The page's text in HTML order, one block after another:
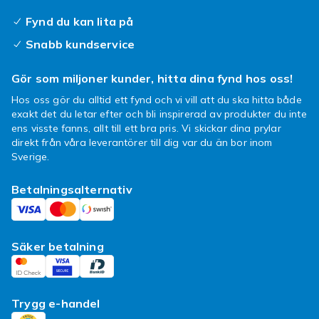
dem bekväma att bära under hela dagen. En
propp på baksidan, gör att örhänget sitter
se vilket material som används.
För vardag och fest
Små örhängen är framför allt vardagshjältar
eftersom de är enkla, bekväma och passar till
prydlig och diskret detalj utan att ta över.
Även till fest fungerar små örhängen fint,
stenar eller kombinerar flera små örhängen i
olika hål. De är dessutom ett bra första par för
den som nyligen tagit hål och vill ha något
litet och enkelt att börja med.
Fynd du kan lita på
Snabb kundservice
Gör som miljoner kunder, hitta dina fynd hos oss!
Hos oss gör du alltid ett fynd och vi vill att du ska hitta både
exakt det du letar efter och bli inspirerad av produkter du inte
ens visste fanns, allt till ett bra pris. Vi skickar dina prylar
direkt från våra leverantörer till dig var du än bor inom
Sverige.
Betalningsalternativ
Säker betalning
Trygg e-handel